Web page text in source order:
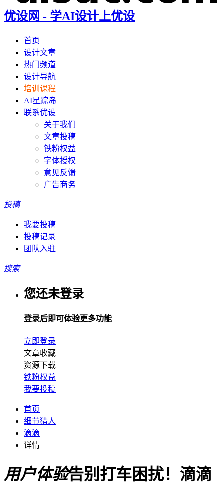
优设网 - 学AI设计上优设
首页
设计文章
热门频道
设计导航
培训课程
AI星踪岛
联系优设
关于我们
文章投稿
铁粉权益
字体授权
意见反馈
广告商务
投稿
我要投稿
投稿记录
团队入驻
搜索
您还未登录
登录后即可体验更多功能
立即登录
文章收藏
资源下载
铁粉权益
我要投稿
首页
细节猎人
滴滴
详情
用户体验告别打车困扰！滴滴